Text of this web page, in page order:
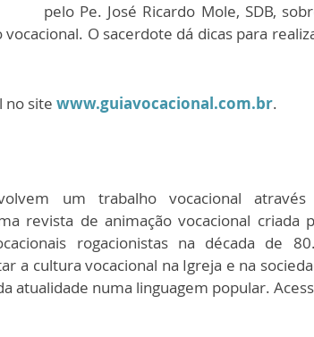
pelo Pe. José Ricardo Mole, SDB,
O sacerdote dá dicas para
no site www.guiavocacional.com.br.
um trabalho vocacional através
revista de animação vocacional criada
rogacionistas na década de
a cultura vocacional na Igreja e na
atualidade numa linguagem popular.